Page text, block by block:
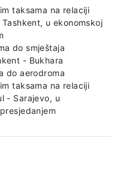
taksama na relaciji
u ekonomskoj
do smještaja
- Bukhara
do aerodroma
taksama na relaciji
- Sarajevo, u